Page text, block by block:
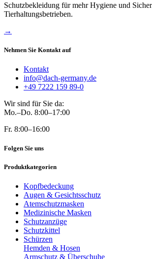
Schutzbekleidung für mehr Hygiene und
Tierhaltungsbetrieben.
→
Nehmen Sie Kontakt auf
Kontakt
info@dach-germany.de
+49 7222 159 89-0
Wir sind für Sie da:
Mo.–Do. 8:00–17:00
Fr. 8:00–16:00
Folgen Sie uns
Produktkategorien
Kopfbedeckung
Augen & Gesichtsschutz
Atemschutzmasken
Medizinische Masken
Schutzanzüge
Schutzkittel
Schürzen
Hemden & Hosen
Armschutz & Überschuhe